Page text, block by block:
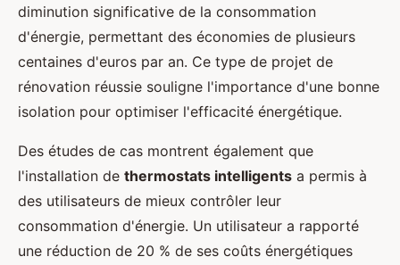
diminution significative de la consommation
d'énergie, permettant des économies de plusieurs
centaines d'euros par an. Ce type de projet de
rénovation réussie souligne l'importance d'une bonne
isolation pour optimiser l'efficacité énergétique.
Des études de cas montrent également que
l'installation de thermostats intelligents a permis à
des utilisateurs de mieux contrôler leur
consommation d'énergie. Un utilisateur a rapporté
une réduction de 20 % de ses coûts énergétiques